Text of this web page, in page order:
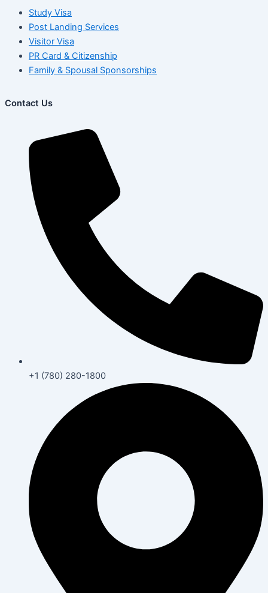
Study Visa
Post Landing Services
Visitor Visa
PR Card & Citizenship
Family & Spousal Sponsorships
Contact Us
+1 (780) 280-1800